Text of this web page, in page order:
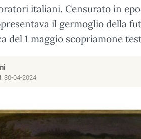
italiani. Censurato in
il germoglio della
del 1 maggio scopriamone
30-04-2024